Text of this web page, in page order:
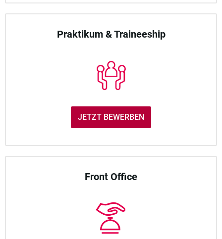
Praktikum & Traineeship
JETZT BEWERBEN
Front Office